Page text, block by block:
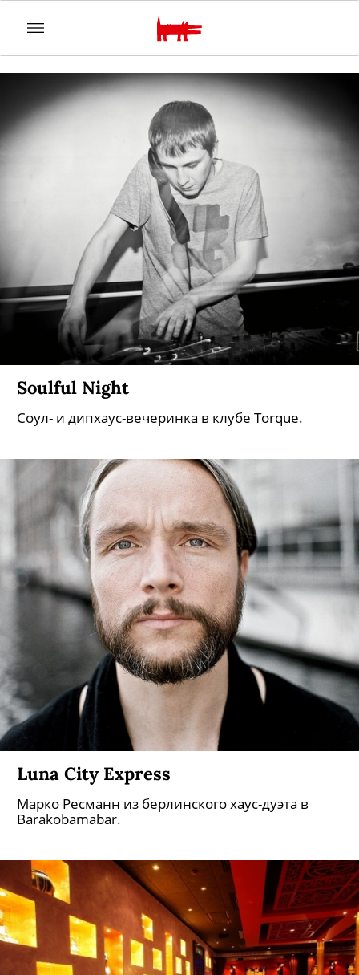
Soulful Night
Соул- и дипхаус-вечеринка в клубе Torque.
Luna City Express
Марко Ресманн из берлинского хаус-дуэта в
Barakobamabar.